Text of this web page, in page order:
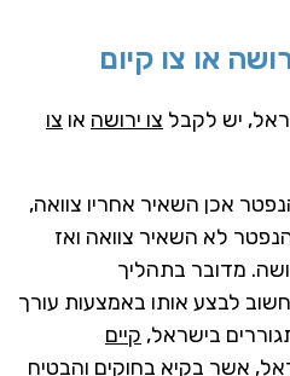
או צו קיום
יש לקבל צו ירושה או צו
אכן השאיר אחריו צוואה,
לא השאיר צוואה ואז
מדובר בתהליך
לבצע אותו באמצעות עורך
בישראל, קיים
אשר בקיא בחוקים והבטיח